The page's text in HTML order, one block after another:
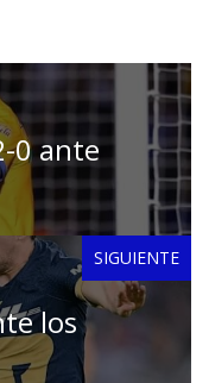
0 ante
SIGUIENTE
los